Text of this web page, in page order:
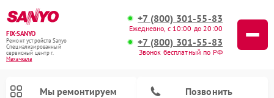
FIX-SANYO
Ремонт устройств Sanyo
Специализированный
cервисный центр г.
Махачкала
+7 (800) 301-55-83
Ежедневно, с 10:00 до 20:00
+7 (800) 301-55-83
Звонок бесплатный по РФ
Мы ремонтируем Позвонить